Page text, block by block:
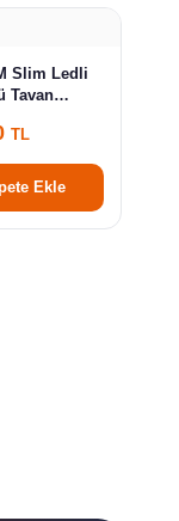
Slim Ledli
Tavan
TL
Ekle